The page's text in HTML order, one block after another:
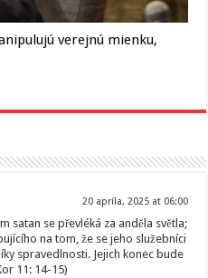
verejnú mienku,
20 apríla, 2025 at 06:00
satan se převléká za anděla světla;
na tom, že se jeho služebníci
spravedlnosti. Jejich konec bude
11: 14-15)